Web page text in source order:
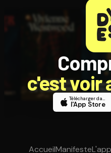
c'est voir
Télécharger dans
l'App Store
AccueilManifesteL'app